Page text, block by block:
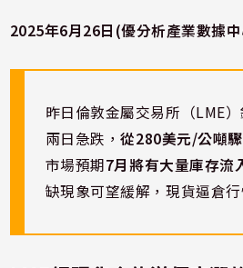
2025年6月26日(優分析產業數據
昨日倫敦金屬交易所（LME
兩日急跌，從280美元/公噸
市場預期7月將有大量庫存流
缺現象可望緩解，現貨逼倉行